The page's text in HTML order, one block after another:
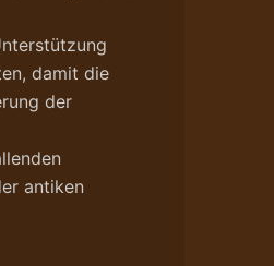
damit die
der
antiken